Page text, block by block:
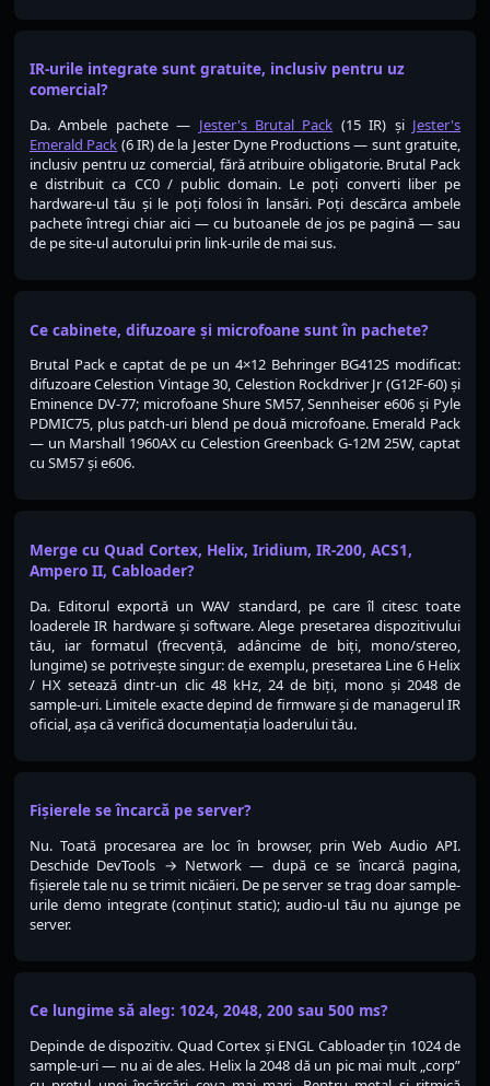
IR-urile integrate sunt gratuite, inclusiv pentru uz
comercial?
Da. Ambele pachete — Jester's Brutal Pack (15 IR) și Jester's
Emerald Pack (6 IR) de la Jester Dyne Productions — sunt gratuite,
inclusiv pentru uz comercial, fără atribuire obligatorie. Brutal Pack
e distribuit ca CC0 / public domain. Le poți converti liber pe
hardware-ul tău și le poți folosi în lansări. Poți descărca ambele
pachete întregi chiar aici — cu butoanele de jos pe pagină — sau
de pe site-ul autorului prin link-urile de mai sus.
Ce cabinete, difuzoare și microfoane sunt în pachete?
Brutal Pack e captat de pe un 4×12 Behringer BG412S modificat:
difuzoare Celestion Vintage 30, Celestion Rockdriver Jr (G12F-60) și
Eminence DV-77; microfoane Shure SM57, Sennheiser e606 și Pyle
PDMIC75, plus patch-uri blend pe două microfoane. Emerald Pack
— un Marshall 1960AX cu Celestion Greenback G-12M 25W, captat
cu SM57 și e606.
Merge cu Quad Cortex, Helix, Iridium, IR-200, ACS1,
Ampero II, Cabloader?
Da. Editorul exportă un WAV standard, pe care îl citesc toate
loaderele IR hardware și software. Alege presetarea dispozitivului
tău, iar formatul (frecvență, adâncime de biți, mono/stereo,
lungime) se potrivește singur: de exemplu, presetarea Line 6 Helix
/ HX setează dintr-un clic 48 kHz, 24 de biți, mono și 2048 de
sample-uri. Limitele exacte depind de firmware și de managerul IR
oficial, așa că verifică documentația loaderului tău.
Fișierele se încarcă pe server?
Nu. Toată procesarea are loc în browser, prin Web Audio API.
Deschide DevTools → Network — după ce se încarcă pagina,
fișierele tale nu se trimit nicăieri. De pe server se trag doar sample-
urile demo integrate (conținut static); audio-ul tău nu ajunge pe
server.
Ce lungime să aleg: 1024, 2048, 200 sau 500 ms?
Depinde de dispozitiv. Quad Cortex și ENGL Cabloader țin 1024 de
sample-uri — nu ai de ales. Helix la 2048 dă un pic mai mult „corp”